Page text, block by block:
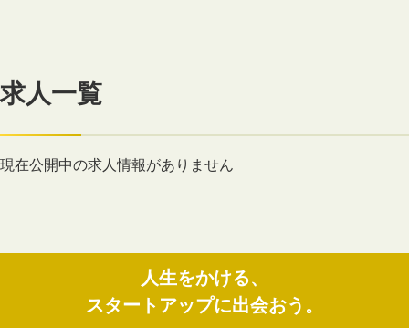
求人一覧
現在公開中の求人情報がありません
人生をかける、
スタートアップに出会おう。